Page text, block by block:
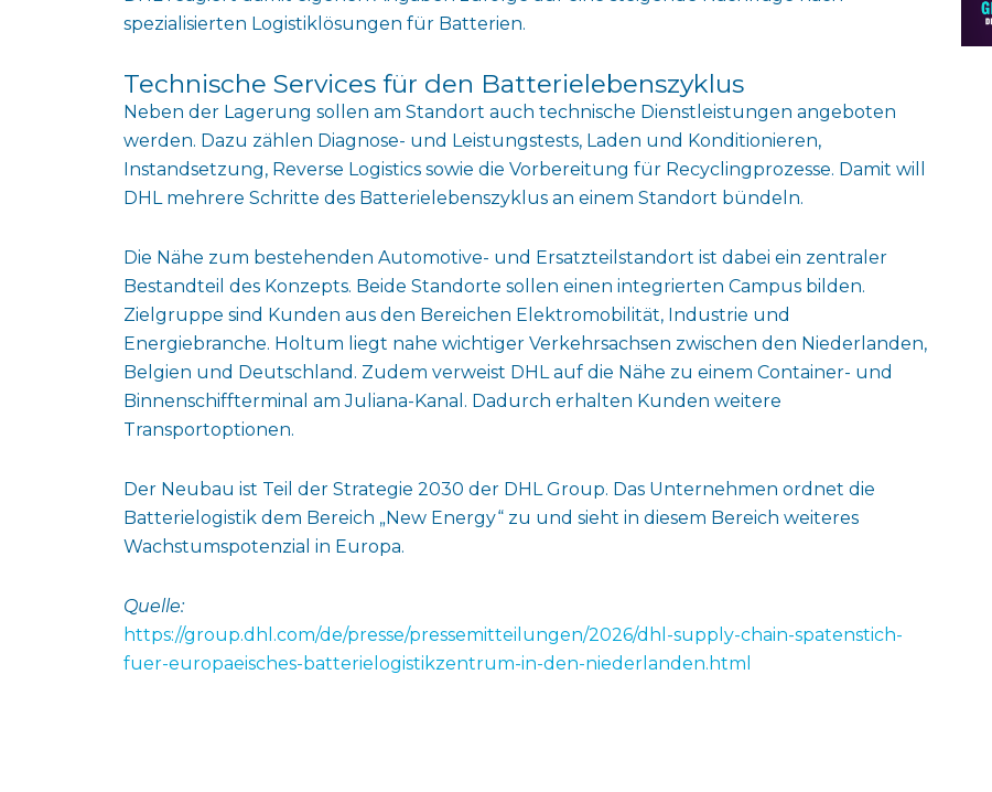
spezialisierten Logistiklösungen für Batterien.
Technische Services für den Batterielebenszyklus
Neben der Lagerung sollen am Standort auch technische Dienstleistungen angeboten
werden. Dazu zählen Diagnose- und Leistungstests, Laden und Konditionieren,
Instandsetzung, Reverse Logistics sowie die Vorbereitung für Recyclingprozesse. Damit will
DHL mehrere Schritte des Batterielebenszyklus an einem Standort bündeln.
Die Nähe zum bestehenden Automotive- und Ersatzteilstandort ist dabei ein zentraler
Bestandteil des Konzepts. Beide Standorte sollen einen integrierten Campus bilden.
Zielgruppe sind Kunden aus den Bereichen Elektromobilität, Industrie und
Energiebranche. Holtum liegt nahe wichtiger Verkehrsachsen zwischen den Niederlanden,
Belgien und Deutschland. Zudem verweist DHL auf die Nähe zu einem Container- und
Binnenschiffterminal am Juliana-Kanal. Dadurch erhalten Kunden weitere
Transportoptionen.
Der Neubau ist Teil der Strategie 2030 der DHL Group. Das Unternehmen ordnet die
Batterielogistik dem Bereich „New Energy“ zu und sieht in diesem Bereich weiteres
Wachstumspotenzial in Europa.
Quelle:
https://group.dhl.com/de/presse/pressemitteilungen/2026/dhl-supply-chain-spatenstich-
fuer-europaeisches-batterielogistikzentrum-in-den-niederlanden.html